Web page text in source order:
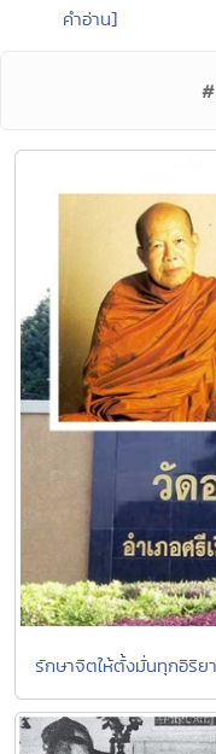
คำอ่าน]
#
รักษาจิตให้ตั้งมั่นทุกอิริ